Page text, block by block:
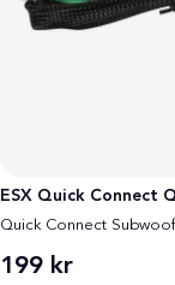
ESX Quick Connect
Quick Connect
199 kr